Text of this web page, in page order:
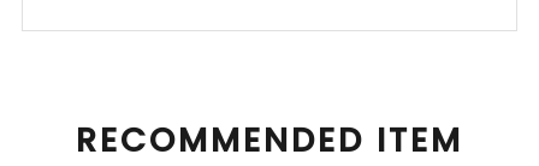
RECOMMENDED ITEM